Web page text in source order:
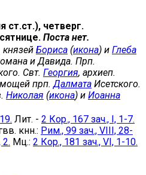
ст.ст.), четверг.
Поста нет.
князей Бориса (икона) и Глеба
и Давида. Прп.
Свт. Георгия, архиеп.
прп. Далмата Исетского.
Николая (икона) и Иоанна
Лит. - 2 Кор., 167 зач., I, 1-7.
кнн.: Рим., 99 зач., VIII, 28-
2. Мц.: 2 Кор., 181 зач., VI, 1-10.